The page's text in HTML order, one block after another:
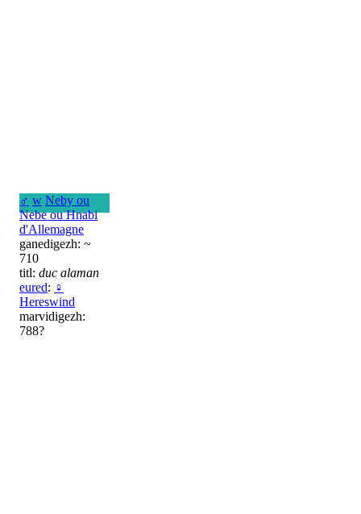
♂ w Neby ou
Nebe ou Hnabi
d'Allemagne
ganedigezh: ~
710
titl: duc alaman
eured: ♀
Hereswind
marvidigezh:
788?